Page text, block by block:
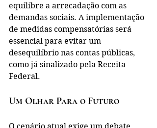
equilibre a arrecadação com as
demandas sociais. A implementação
de medidas compensatórias será
essencial para evitar um
desequilíbrio nas contas públicas,
como já sinalizado pela Receita
Federal.
Um Olhar Para o Futuro